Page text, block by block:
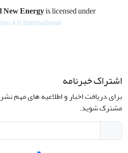
New Energyis licensed under
4.0 International
اشتراک خبرنامه
برای دریافت اخبار و اطلاعیه های مهم
مشترک شوید.